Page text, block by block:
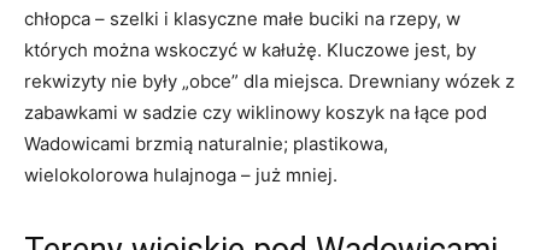
chłopca – szelki i klasyczne małe buciki na rzepy, w
których można wskoczyć w kałużę. Kluczowe jest, by
rekwizyty nie były „obce” dla miejsca. Drewniany wózek z
zabawkami w sadzie czy wiklinowy koszyk na łące pod
Wadowicami brzmią naturalnie; plastikowa,
wielokolorowa hulajnoga – już mniej.